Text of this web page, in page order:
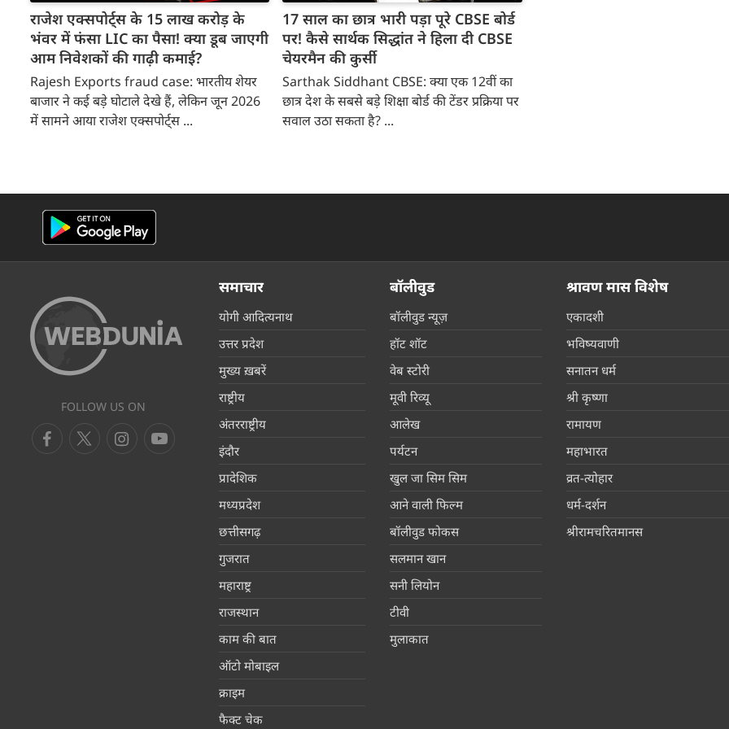
राजेश एक्सपोर्ट्स के 15 लाख करोड़ के
भंवर में फंसा LIC का पैसा! क्या डूब जाएगी
आम निवेशकों की गाढ़ी कमाई?
Rajesh Exports fraud case: भारतीय शेयर
बाजार ने कई बड़े घोटाले देखे हैं, लेकिन जून 2026
में सामने आया राजेश एक्सपोर्ट्स ...
17 साल का छात्र भारी पड़ा पूरे CBSE बोर्ड
पर! कैसे सार्थक सिद्धांत ने हिला दी CBSE
चेयरमैन की कुर्सी
Sarthak Siddhant CBSE: क्या एक 12वीं का
छात्र देश के सबसे बड़े शिक्षा बोर्ड की टेंडर प्रक्रिया पर
सवाल उठा सकता है? ...
FOLLOW US ON
समाचार
योगी आदित्यनाथ
उत्तर प्रदेश
मुख्य ख़बरें
राष्ट्रीय
अंतरराष्ट्रीय
इंदौर
प्रादेशिक
मध्यप्रदेश
छत्तीसगढ़
गुजरात
महाराष्ट्र
राजस्थान
काम की बात
ऑटो मोबाइल
क्राइम
फैक्ट चेक
बॉलीवुड
बॉलीवुड न्यूज़
हॉट शॉट
वेब स्टोरी
मूवी रिव्यू
आलेख
पर्यटन
खुल जा सिम सिम
आने वाली फिल्म
बॉलीवुड फोकस
सलमान खान
सनी लियोन
टीवी
मुलाकात
श्रावण मास विशेष
एकादशी
भविष्यवाणी
सनातन धर्म
श्री कृष्णा
रामायण
महाभारत
व्रत-त्योहार
धर्म-दर्शन
श्रीरामचरितमानस